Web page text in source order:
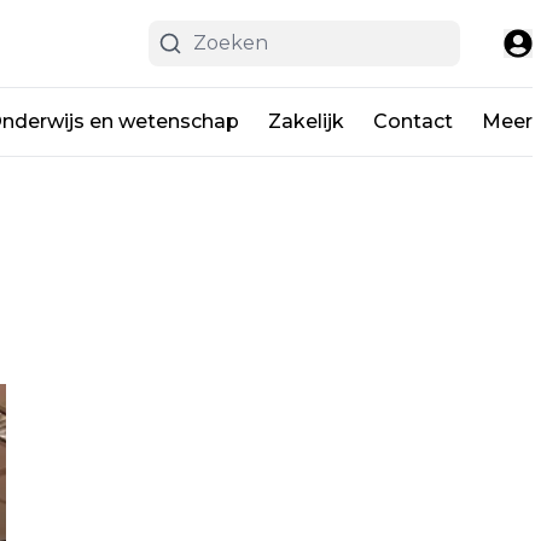
en wetenschap Zakelijk Contact Meer